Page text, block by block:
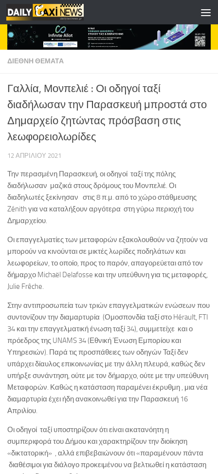
Skip to content
ΔΙΕΘΝΗ ΘΕΜΑΤΑ
Γαλλία, Μονπελιέ : Οι οδηγοί ταξί
διαδήλωσαν την Παρασκευή μπροστά στο
Δημαρχείο ζητώντας πρόσβαση στις
λεωφορειολωρίδες
12 ΑΠΡΙΛΊΟΥ 2021
Την περασμένη Παρασκευή, οι οδηγοί ταξί της πόλης
διαδήλωσαν μαζικά στους δρόμους του Μονπελιέ. Οι
διαδηλωτές ξεκίνησαν στις 8 π.μ. από το χώρο στάθμευσης
Zénith για να καταλήξουν αργότερα στη γύρω περιοχή του
Δημαρχείου.
Οι επαγγελματίες των μεταφορών εξακολουθούν να ζητούν να
μπορούν να κινούνται σε μικτές λωρίδες ποδηλάτων και
λεωφορείων, το οποίο, προς το παρόν, απαγορεύεται από τον
δήμαρχο Michaël Delafosse και την υπεύθυνη για τις μεταφορές,
Julie Frêche.
Στην αντιπροσωπεία των τριών επαγγελματικών ενώσεων που
συντονίζουν την διαμαρτυρία (Ομοσπονδία ταξί στο Hérault, FTI
34 και την επαγγελματική ένωση ταξί 34), συμμετείχε και ο
πρόεδρος της UNAMS 34 (Εθνική Ένωση Εμπορίου και
Υπηρεσιών). Παρά τις προσπάθειες των οδηγών Ταξί δεν
υπάρχει δίαυλος επικοινωνίας με την άλλη πλευρά, καθώς δεν
υπήρξε συνάντηση, ούτε με τον δήμαρχο, ούτε με την υπεύθυνη
Μεταφορών. Καθώς η κατάσταση παραμένει έκρυθμη , μια νέα
διαμαρτυρία έχει ήδη ανακοινωθεί για την Παρασκευή 16
Απριλίου.
Οι οδηγοί ταξί υποστηρίζουν ότι είναι ακατανόητη η
συμπεριφορά του Δήμου και χαρακτηρίζουν την διοίκηση
«δικτατορική» , αλλά επιβεβαιώνουν ότι «παραμένουν πάντα
διαθέσιμοι για διάλογο προκειμένου να βελτιωθεί η κατάσταση